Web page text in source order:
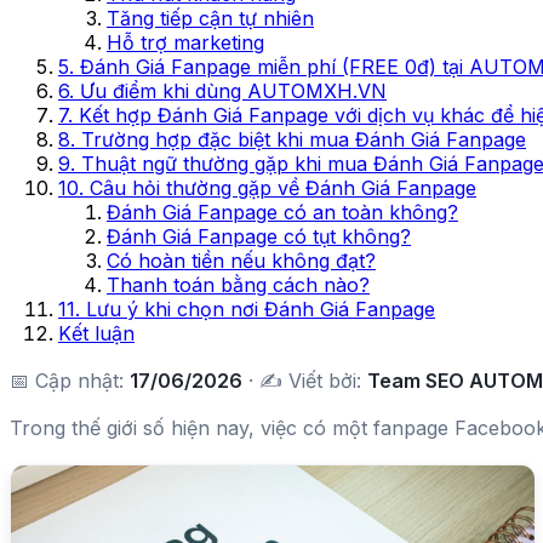
Tăng tiếp cận tự nhiên
Hỗ trợ marketing
5. Đánh Giá Fanpage miễn phí (FREE 0đ) tại
6. Ưu điểm khi dùng AUTOMXH.VN
7. Kết hợp Đánh Giá Fanpage với dịch vụ khác để
8. Trường hợp đặc biệt khi mua Đánh Giá Fanpage
9. Thuật ngữ thường gặp khi mua Đánh Giá Fanpage
10. Câu hỏi thường gặp về Đánh Giá Fanpage
Đánh Giá Fanpage có an toàn không?
Đánh Giá Fanpage có tụt không?
Có hoàn tiền nếu không đạt?
Thanh toán bằng cách nào?
11. Lưu ý khi chọn nơi Đánh Giá Fanpage
Kết luận
📅 Cập nhật: 17/06/2026 · ✍️ Viết bởi: Team SEO
Trong thế giới số hiện nay, việc có một fanpage